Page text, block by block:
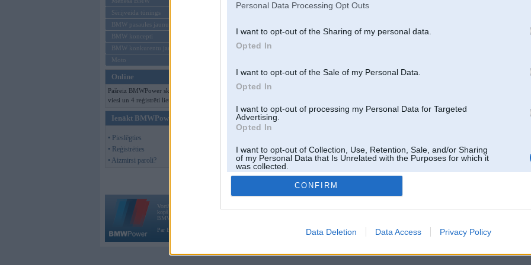
Personal Data Processing Opt Outs
I want to opt-out of the Sharing of my personal data.
Opted In
I want to opt-out of the Sale of my Personal Data.
Opted In
I want to opt-out of processing my Personal Data for Targeted
Advertising.
Opted In
I want to opt-out of Collection, Use, Retention, Sale, and/or Sharing
of my Personal Data that Is Unrelated with the Purposes for which it
was collected.
Opted Out
CONFIRM
Data Deletion Data Access Privacy Policy
Sērijveida tūnings
BMW pasaules jaunumi
BMW koncepti
BMW konkurentu jaunumi
Moto
Online
Pašreiz BMWPower skatās 126
viesi un 4 reģistrēti lietotāji.
Ienākt BMWPower
• Pieslēgties
• Reģistrēties
• Aizmirsi paroli?
Vortāls BMWPower.lv darbojas
kopš 2002. gada 14. maija. Tas nav auto klubs un nav saistīts ar
BMW AG.
Par BMWPower